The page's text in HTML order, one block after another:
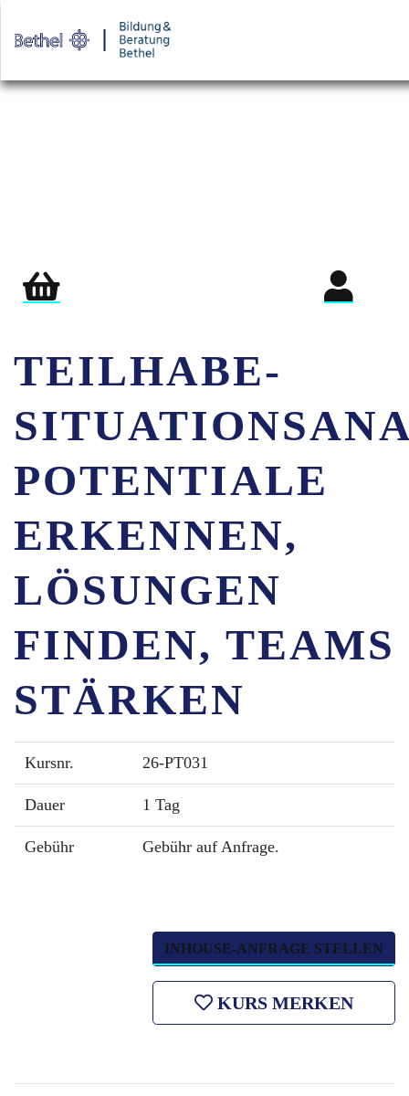
TEILHABE-
POTENTIALE
ERKENNEN,
LÖSUNGEN
FINDEN, TEAMS
STÄRKEN
Kursnr. 26-PT031
Dauer 1 Tag
Gebühr Gebühr auf Anfrage.
INHOUSE-ANFRAGE STELLEN
KURS MERKEN